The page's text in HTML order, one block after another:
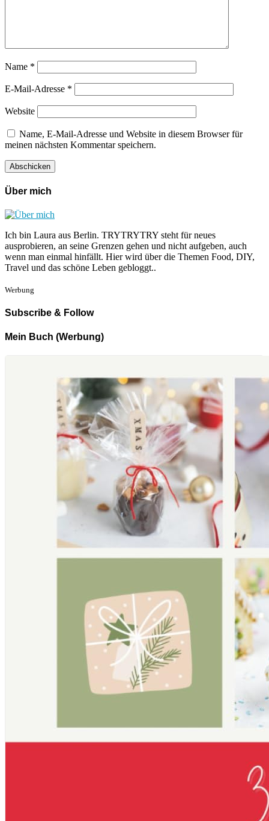
Name *
E-Mail-Adresse *
Website
Name, E-Mail-Adresse und Website in diesem Browser für
meinen nächsten Kommentar speichern.
Über mich
Ich bin Laura aus Berlin. TRYTRYTRY steht für neues
ausprobieren, an seine Grenzen gehen und nicht aufgeben, auch
wenn man einmal hinfällt. Hier wird über die Themen Food, DIY,
Travel und das schöne Leben gebloggt..
Werbung
Subscribe & Follow
Mein Buch (Werbung)